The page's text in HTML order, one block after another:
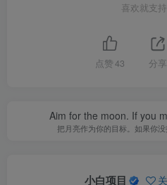
喜欢就支
点赞 43 分享
Aim for the moon. If you
把月亮作为你的目标。如果你
小白项目